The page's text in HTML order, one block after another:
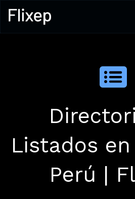
Listados
Perú |